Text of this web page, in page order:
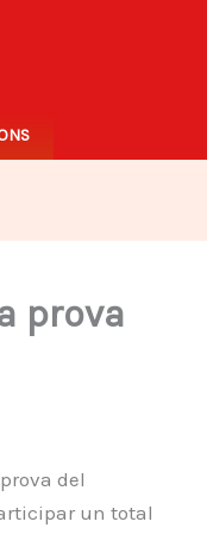
prova
del
un total